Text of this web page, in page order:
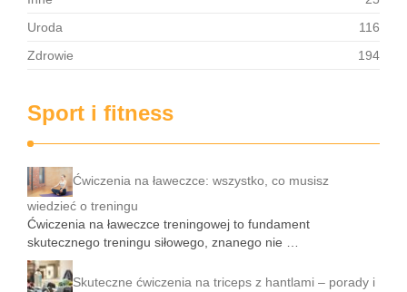
Uroda
116
Zdrowie
194
Sport i fitness
Ćwiczenia na ławeczce: wszystko, co musisz
wiedzieć o treningu
Ćwiczenia na ławeczce treningowej to fundament
skutecznego treningu siłowego, znanego nie …
Skuteczne ćwiczenia na triceps z hantlami – porady i